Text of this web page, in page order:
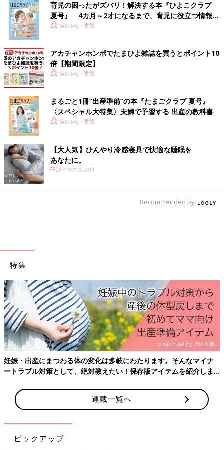
便利なツールではありますが、「いつでも返信できるわけじゃな
い」のは使う人すべてに理解しておいてもらいたいですね。
（文・古川はる香）
崎⁉ 分娩時に流した曲、ぴったりと思う
曲を大調査！
「たまひよ」アプリユーザーに「分娩時に曲
（BGM）を持参して流しましたか？」と、質
3％。そこであえて「分娩時に頭の中で流れて
いた曲、もしくはBGMとして流すならこの曲が
ぴったりだなぁ、おすすめだなぁと思う曲があ
ったら教えてください」と、質問すると、なぜ
ました。これまでに数千人の母子のケアに携わ
られた助産師の浜脇文子先生に聞きました。
■文中のコメントはすべて、『ウィメンズパーク』（2022年1月
末まで）の投稿からの抜粋です。
※この記事は「たまひよONLINE」で過去に公開されたもので
す。
※記事の内容は記事執筆当時の情報であり、現在と異なる場合が
あります。
育児の困ったがズバリ！解決する本『ひよこクラブ
夏号』 4カ月～2才になるまで、育児に役立つ情報が
いっぱい！
赤ちゃん・育児
アカチャンホンポでたまひよ雑誌を買うとポイント10
倍【期間限定】
赤ちゃん・育児
まるごと1冊“出産準備”の本『たまごクラブ 夏号』
〈スペシャル大特集〉夫婦で予習する 出産の教科書
赤ちゃん・育児
【大人気】ひんやり冷感寝具で快適な睡眠を
あなたに。
PR(アイリスプラザ)
Recommended by
特集
妊娠・出産にまつわる体の変化は多岐にわたります。そんなマイナ
ートラブル対策として、絶対教えたい！保存版アイテムを紹介しま
連載一覧へ
ピックアップ